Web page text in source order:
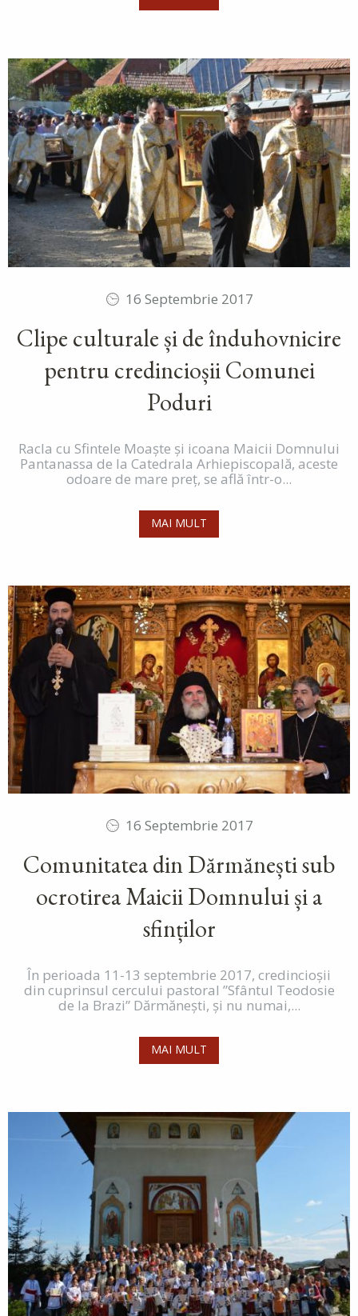
16 Septembrie 2017
Clipe culturale și de înduhovnicire
pentru credincioșii Comunei
Poduri
Racla cu Sfintele Moaște și icoana Maicii Domnului
Pantanassa de la Catedrala Arhiepiscopală, aceste
odoare de mare preț, se află într-o...
MAI MULT
16 Septembrie 2017
Comunitatea din Dărmănești sub
ocrotirea Maicii Domnului și a
sfinților
În perioada 11-13 septembrie 2017, credincioșii
din cuprinsul cercului pastoral ”Sfântul Teodosie
de la Brazi” Dărmănești, și nu numai,...
MAI MULT